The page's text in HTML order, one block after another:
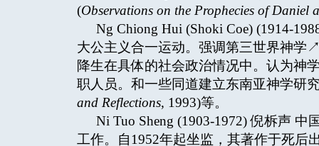
(Observations on the Prophecies of Daniel
Ng Chiong Hui (Shoki Coe) (1914-
大公主义合一运动。强调第三世界神学
降生在具体的社会政治情况中。认为神
职人员。和一些同道建立东南亚神学研
and Reflections, 1993)等。
Ni Tuo Sheng (1903-1972) 倪柝声
工作。自1952年起坐监，其著作于死后